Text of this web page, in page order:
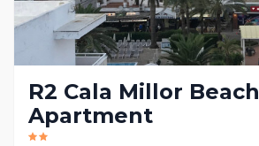
R2 Cala Millor Beach
Apartment